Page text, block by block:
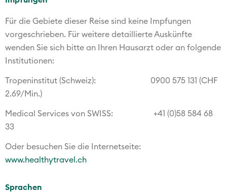
Für die Gebiete dieser Reise sind keine Impfungen
vorgeschrieben. Für weitere detaillierte Auskünfte
wenden Sie sich bitte an Ihren Hausarzt oder an folgende
Institutionen:
Tropeninstitut (Schweiz): 0900 575 131 (CHF
2.69/Min.)
Medical Services von SWISS: +41 (0)58 584 68
33
Oder besuchen Sie die Internetseite:
www.healthytravel.ch
Sprachen